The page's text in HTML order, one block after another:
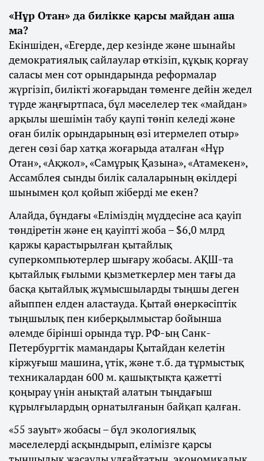
«Нұр Отан» да билікке қарсы майдан аша
ма?
Екіншіден, «Егерде, дер кезінде және шынайы
демократиялық сайлаулар өткізіп, құқық қорғау
саласы мен сот орындарында реформалар
жүргізіп, билікті жоғарыдан төменге дейін жедел
түрде жаңғыртпаса, бұл мәселелер тек «майдан»
арқылы шешімін табу қаупі төніп келеді және
оған билік орындарының өзі итермелеп отыр»
деген сөзі бар хатқа жоғарыда аталған «Нұр
Отан», «Ақжол», «Самұрық Қазына», «Атамекен»,
Ассамблея сынды билік салаларының өкілдері
шынымен қол қойып жіберді ме екен?
Алайда, бұндағы «Еліміздің мүддесіне аса қауіп
төндіретін және ең қауіпті жоба – $6,0 млрд
қаржы қарастырылған қытайлық
суперкомпьютерлер шығару жобасы. АҚШ-та
қытайлық ғылыми қызметкерлер мен тағы да
басқа қытайлық жұмысшыларды тыңшы деген
айыппен елден аластауда. Қытай өнеркәсіптік
тыңшылық пен киберқылмыстар бойынша
әлемде бірінші орында тұр. РФ-ың Санк-
Петербургтік мамандары Қытайдан келетін
кіржуғыш машина, үтік, және т.б. да тұрмыстық
техникалардан 600 м. қашықтықта қажетті
қоңырау үнін анықтай алатын тыңдағыш
құрылғылардың орнатылғанын байқап қалған.
«55 зауыт» жобасы – бұл экологиялық
мәселелерді асқындырып, елімізге қарсы